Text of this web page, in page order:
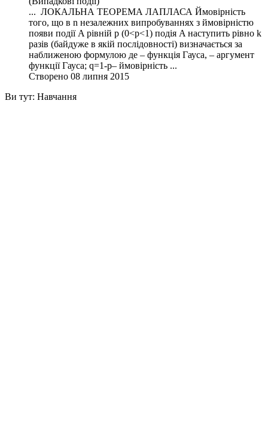
... ЛОКАЛЬНА ТЕОРЕМА ЛАПЛАСА Ймовірність
того, що в n незалежних випробуваннях з ймовірністю
появи події A рівній p (0<p<1) подія A наступить рівно k
разів (байдуже в якій послідовності) визначається за
наближеною формулою де – функція Гауса, – аргумент
функції Гауса; q=1-p– ймовірність ...
Створено 08 липня 2015
Ви тут: Навчання